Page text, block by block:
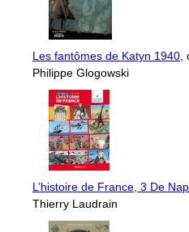
Les fantômes de Katyn 1940,
Philippe Glogowski
L’histoire de France, 3 De
Thierry Laudrain